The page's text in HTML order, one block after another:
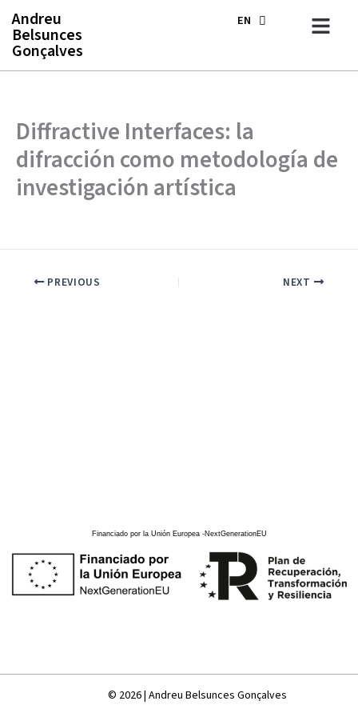
content
Andreu
Belsunces
Gonçalves
EN
ES
Diffractive Interfaces: la
difracción como metodología de
investigación artística
PREVIOUS NEXT
Financiado por la Unión Europea -NextGenerationEU
© 2026 | Andreu Belsunces Gonçalves